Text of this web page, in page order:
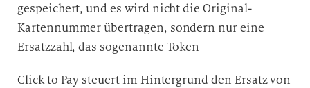
gespeichert, und es wird nicht die Original-
Kartennummer übertragen, sondern nur eine
Ersatzzahl, das sogenannte Token
Click to Pay steuert im Hintergrund den Ersatz von